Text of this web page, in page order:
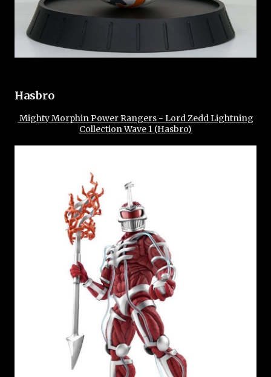
Hasbro
Mighty Morphin Power Rangers - Lord Zedd Lightning
Collection Wave 1 (Hasbro)